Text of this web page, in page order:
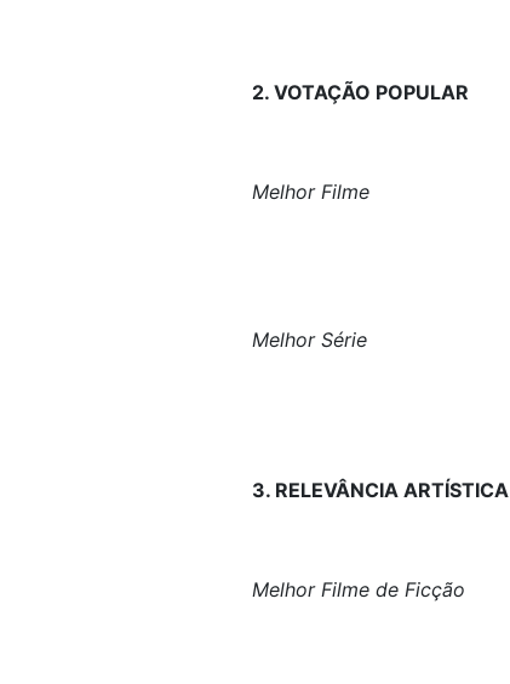
2. VOTAÇÃO POPULAR
Melhor Filme
Melhor Série
3. RELEVÂNCIA ARTÍSTICA
Melhor Filme de Ficção